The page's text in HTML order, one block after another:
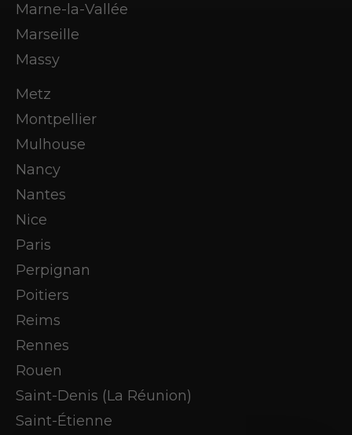
Marne-la-Vallée
Marseille
Massy
Metz
Montpellier
Mulhouse
Nancy
Nantes
Nice
Paris
Perpignan
Poitiers
Reims
Rennes
Rouen
Saint-Denis (La Réunion)
Saint-Étienne